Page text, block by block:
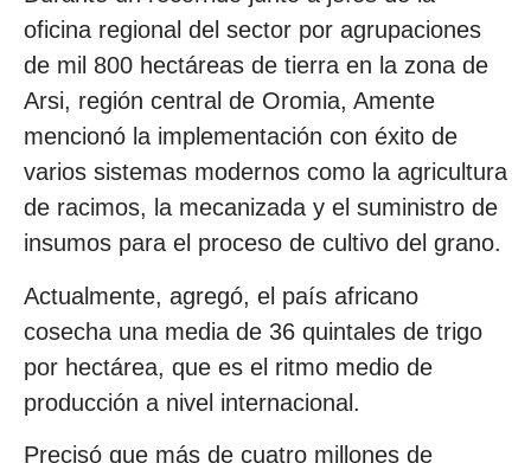
oficina regional del sector por agrupaciones
de mil 800 hectáreas de tierra en la zona de
Arsi, región central de Oromia, Amente
mencionó la implementación con éxito de
varios sistemas modernos como la agricultura
de racimos, la mecanizada y el suministro de
insumos para el proceso de cultivo del grano.
Actualmente, agregó, el país africano
cosecha una media de 36 quintales de trigo
por hectárea, que es el ritmo medio de
producción a nivel internacional.
Precisó que más de cuatro millones de